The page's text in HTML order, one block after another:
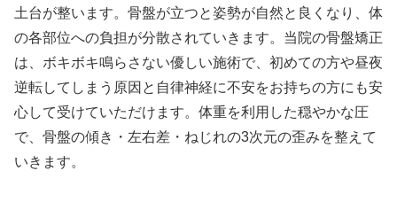
土台が整います。骨盤が立つと姿勢が自然と良くなり、体
の各部位への負担が分散されていきます。当院の骨盤矯正
は、ボキボキ鳴らさない優しい施術で、初めての方や昼夜
逆転してしまう原因と自律神経に不安をお持ちの方にも安
心して受けていただけます。体重を利用した穏やかな圧
で、骨盤の傾き・左右差・ねじれの3次元の歪みを整えて
いきます。